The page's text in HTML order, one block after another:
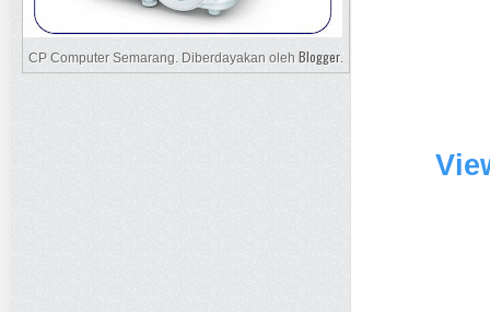
CP Computer Semarang. Diberdayakan oleh Blogger.